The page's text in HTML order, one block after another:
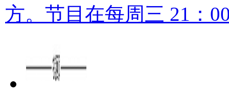
方。节目在每周三 21：